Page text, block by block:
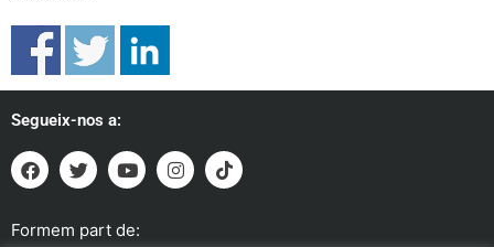
Segueix-nos a:
Formem part de: